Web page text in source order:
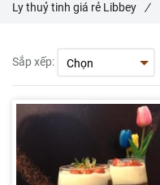
Sắp xếp:
Ly thuỷ tinh giá rẻ Libbey /